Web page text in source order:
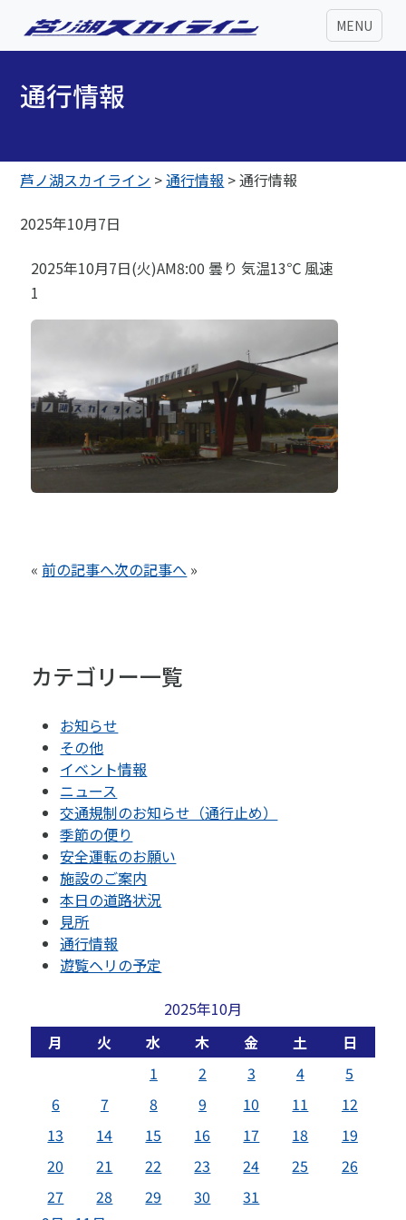
MENU
通行情報
芦ノ湖スカイライン >通行情報 >通行情報
2025年10月7日
2025年10月7日(火)AM8:00 曇り 気温13℃ 風速
1
«前の記事へ次の記事へ »
カテゴリー一覧
お知らせ
その他
イベント情報
ニュース
交通規制のお知らせ（通行止め）
季節の便り
安全運転のお願い
施設のご案内
本日の道路状況
見所
通行情報
遊覧ヘリの予定
2025年10月
月
火 水 木 金 土
日
1
2 3 4
5
6
7 8 9 10 11
12
13
14 15 16 17 18
19
20
21 22 23 24 25
26
27
28 29 30
31